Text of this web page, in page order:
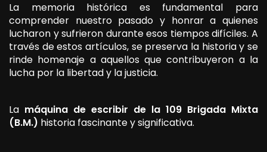
La memoria histórica es fundamental para
comprender nuestro pasado y honrar a quienes
lucharon y sufrieron durante esos tiempos difíciles. A
través de estos artículos, se preserva la historia y se
rinde homenaje a aquellos que contribuyeron a la
lucha por la libertad y la justicia.
La máquina de escribir de la 109 Brigada Mixta
(B.M.) historia fascinante y significativa.